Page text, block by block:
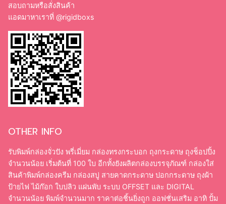
สอบถามหรือสั่งสินค้า
แอดมาหาเราที่ @rigidboxs
OTHER INFO
รับพิมพ์กล่องจั่วปัง พรี่เมี่ยม กล่องทรงกระบอก ถุงกระดาษ ถุงช็อปปิ้ง
จำนวนน้อย เริ่มต้นที่ 100 ใบ อีกทั้งยังผลิตกล่องบรรจุภัณฑ์ กล่องใส่
สินค้าพิมพ์กล่องครีม กล่องสบู่ สายคาดกระดาษ ปอกกระดาษ ถุงผ้า
ป้ายไฟ ไม้ก๊อก ใบปลิว แผ่นพับ ระบบ OFFSET และ DIGITAL
จำนวนน้อย พิมพ์จำนวนมาก ราคาต่อชิ้นยิ่งถูก ออฟชั่นเสริม อาทิ ปั้ม